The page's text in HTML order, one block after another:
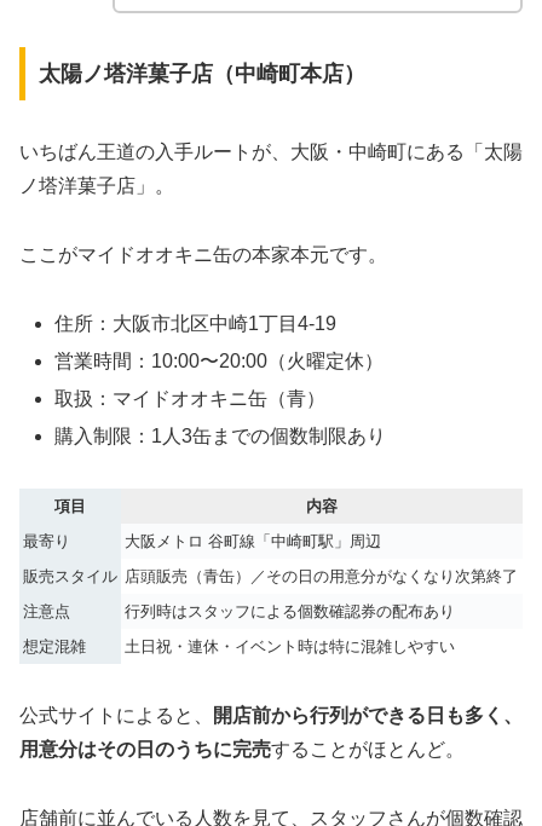
太陽ノ塔洋菓子店（中崎町本店）
いちばん王道の入手ルートが、大阪・中崎町にある「太陽
ノ塔洋菓子店」。
ここがマイドオオキニ缶の本家本元です。
住所：大阪市北区中崎1丁目4-19
営業時間：10:00〜20:00（火曜定休）
取扱：マイドオオキニ缶（青）
購入制限：1人3缶までの個数制限あり
項目
内容
最寄り
大阪メトロ 谷町線「中崎町駅」周辺
販売スタイル 店頭販売（青缶）／その日の用意分がなくなり次第終了
注意点
行列時はスタッフによる個数確認券の配布あり
想定混雑
土日祝・連休・イベント時は特に混雑しやすい
公式サイトによると、
開店前から行列ができる日も多く、
用意分はその日のうちに完売することがほとんど。
店舗前に並んでいる人数を見て、スタッフさんが個数確認